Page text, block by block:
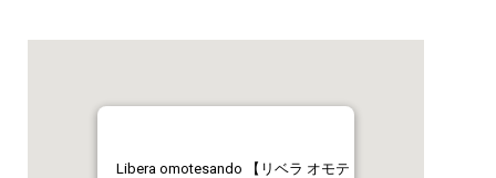
Libera omotesando 【リベラ オモテ